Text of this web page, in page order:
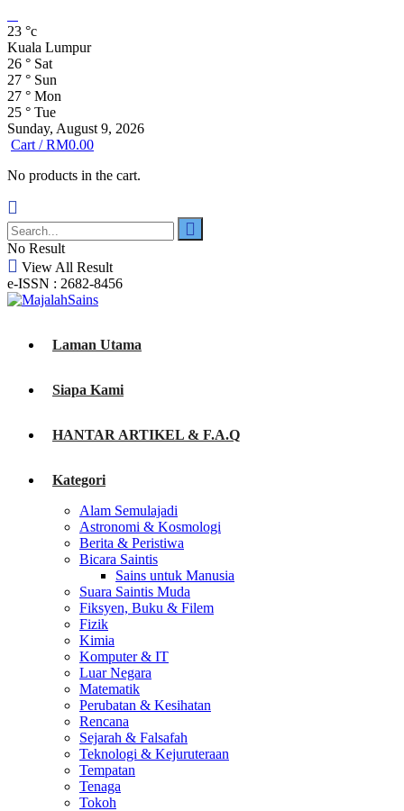
23 °c
Kuala Lumpur
26 ° Sat
27 ° Sun
27 ° Mon
25 ° Tue
Sunday, August 9, 2026
Cart /RM0.00
No products in the cart.
No Result
View All Result
e-ISSN : 2682-8456
Laman Utama
Siapa Kami
HANTAR ARTIKEL & F.A.Q
Kategori
Alam Semulajadi
Astronomi & Kosmologi
Berita & Peristiwa
Bicara Saintis
Sains untuk Manusia
Suara Saintis Muda
Fiksyen, Buku & Filem
Fizik
Kimia
Komputer & IT
Luar Negara
Matematik
Perubatan & Kesihatan
Rencana
Sejarah & Falsafah
Teknologi & Kejuruteraan
Tempatan
Tenaga
Tokoh